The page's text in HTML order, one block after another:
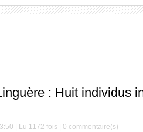
: Huit individus
| Lu 1172 fois | 0 commentaire(s)